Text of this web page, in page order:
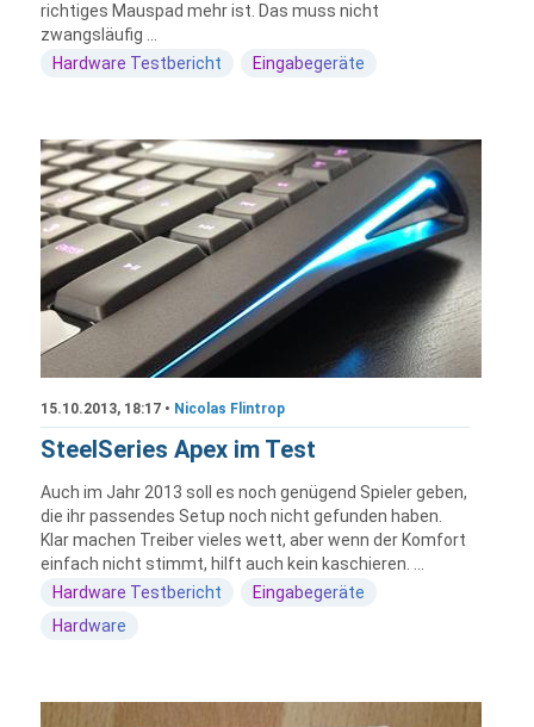
richtiges Mauspad mehr ist. Das muss nicht
zwangsläufig ...
Hardware Testbericht
Eingabegeräte
15.10.2013, 18:17 • Nicolas Flintrop
SteelSeries Apex im Test
Auch im Jahr 2013 soll es noch genügend Spieler geben,
die ihr passendes Setup noch nicht gefunden haben.
Klar machen Treiber vieles wett, aber wenn der Komfort
einfach nicht stimmt, hilft auch kein kaschieren. ...
Hardware Testbericht
Eingabegeräte
Hardware